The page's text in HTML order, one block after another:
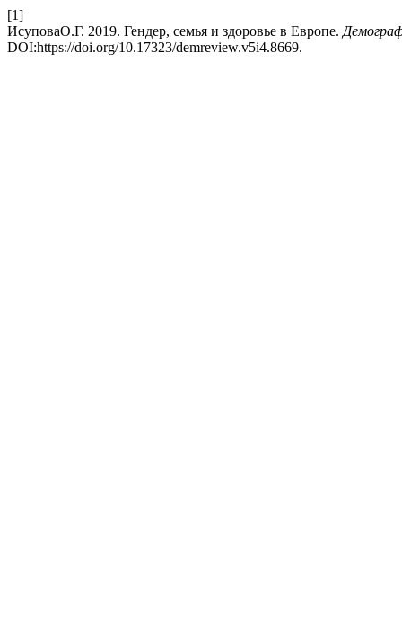
[1]
ИсуповаО.Г. 2019. Гендер, семья и здоровье в Европе.
DOI:https://doi.org/10.17323/demreview.v5i4.8669.